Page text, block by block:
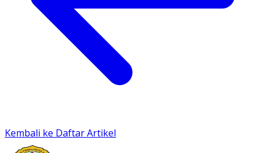
Kembali ke Daftar Artikel